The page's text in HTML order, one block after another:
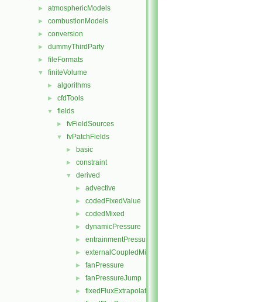
► atmosphericModels
► combustionModels
► conversion
► dummyThirdParty
► fileFormats
▼ finiteVolume
► algorithms
► cfdTools
▼ fields
► fvFieldSources
▼ fvPatchFields
► basic
► constraint
▼ derived
► advective
► codedFixedValue
► codedMixed
► dynamicPressure
► entrainmentPressure
► externalCoupledMixed
► fanPressure
► fanPressureJump
► fixedFluxExtrapolatedPressure